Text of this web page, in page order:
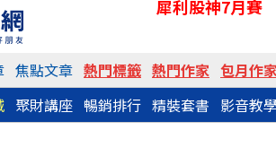
犀利股神7月賽
焦點文章 熱門標籤 熱門作家 包月作
聚財講座 暢銷排行 精裝套書 影音教